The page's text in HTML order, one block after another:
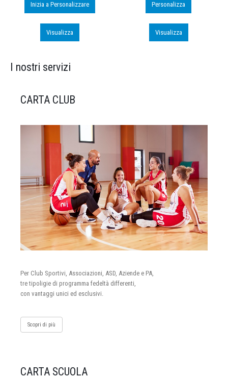
Inizia a Personalizzare
Visualizza
Personalizza
Visualizza
I nostri servizi
CARTA CLUB
Per Club Sportivi, Associazioni, ASD, Aziende e PA,
tre tipoligie di programma fedeltà differenti,
con vantaggi unici ed esclusivi.
Scopri di più
CARTA SCUOLA